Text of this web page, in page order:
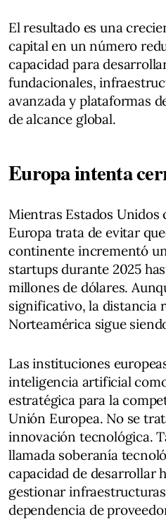
El resultado es una
capital en un número
capacidad para
fundacionales,
avanzada y plataformas
de alcance global.
Europa intenta
Mientras Estados Unidos
Europa trata de evitar
continente incrementó
startups durante 2025
millones de dólares.
significativo, la distancia
Norteamérica sigue
Las instituciones
inteligencia artificial
estratégica para la
Unión Europea. No se
innovación tecnológica.
llamada soberanía
capacidad de desarrollar
gestionar
dependencia de